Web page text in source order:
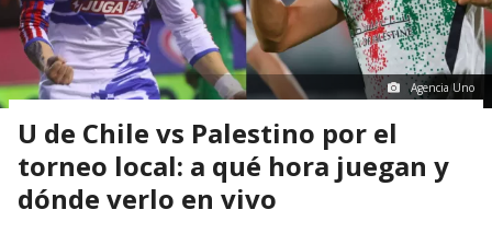
Agencia Uno
U de Chile vs Palestino por el
torneo local: a qué hora juegan y
dónde verlo en vivo